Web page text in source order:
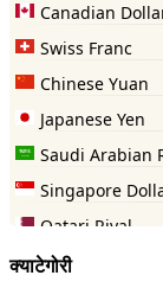
क्याटेगोरी